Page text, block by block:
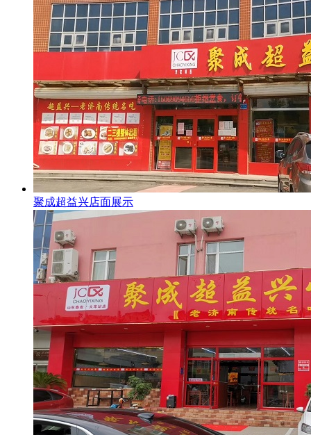
聚成超益兴店面展示